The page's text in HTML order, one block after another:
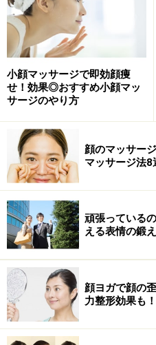
小顔マッサージで即効顔痩
せ！効果◎おすすめ小顔マッ
サージのやり方
顔のマッサー
マッサージ法8
頑張っている
える表情の鍛
顔ヨガで顔の
力整形効果も！